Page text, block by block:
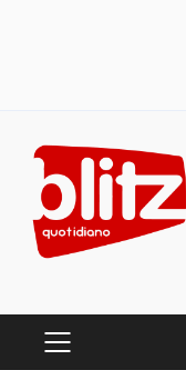
content
PRIMARY